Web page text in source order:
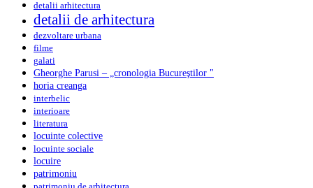
detalii arhitectura
detalii de arhitectura
dezvoltare urbana
filme
galati
Gheorghe Parusi – „cronologia Bucureştilor "
horia creanga
interbelic
interioare
literatura
locuinte colective
locuinte sociale
locuire
patrimoniu